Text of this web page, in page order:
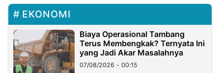
EKONOMI
Biaya Operasional Tambang
Terus Membengkak? Ternyata Ini
yang Jadi Akar Masalahnya
07/08/2026 - 00:15